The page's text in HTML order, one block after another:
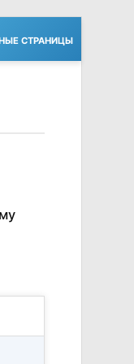
СТРАНИЦЫ